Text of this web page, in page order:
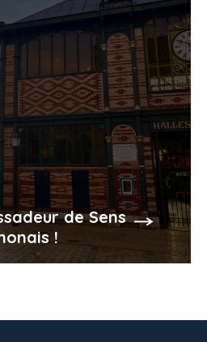
de Sens
!